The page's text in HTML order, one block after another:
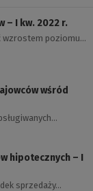
– I kw. 2022 r.
wzrostem poziomu…
wśród
hipotecznych – I
sprzedaży…